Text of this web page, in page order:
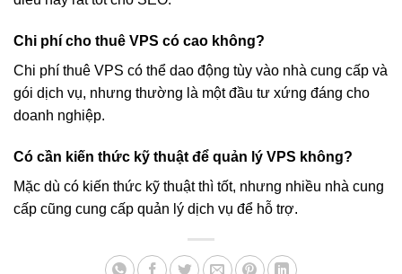
Chi phí cho thuê VPS có cao không?
Chi phí thuê VPS có thể dao động tùy vào nhà cung cấp và
gói dịch vụ, nhưng thường là một đầu tư xứng đáng cho
doanh nghiệp.
Có cần kiến thức kỹ thuật để quản lý VPS không?
Mặc dù có kiến thức kỹ thuật thì tốt, nhưng nhiều nhà cung
cấp cũng cung cấp quản lý dịch vụ để hỗ trợ.